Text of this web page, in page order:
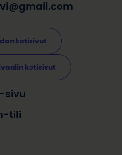
kotisivut
kotisivut
sivu
tili